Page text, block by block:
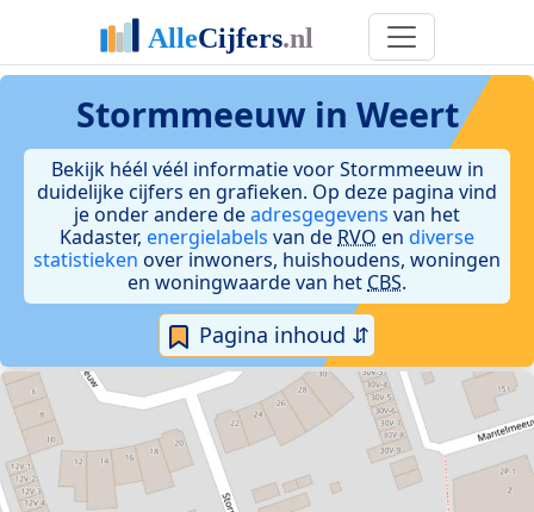
Stormmeeuw in Weert
Bekijk héél véél informatie voor Stormmeeuw in
duidelijke cijfers en grafieken. Op deze pagina vind
je onder andere deadresgegevens van het
Kadaster, energielabels van de RVO en diverse
statistieken over inwoners, huishoudens, woningen
en woningwaarde van het CBS.
Pagina inhoud ⇵